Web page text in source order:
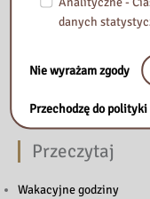
Przeczytaj
Wakacyjne godziny
danych
Nie wyrażam zgody
Przechodzę do